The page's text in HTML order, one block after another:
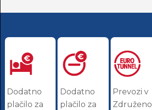
Dodatno
plačilo za
Dodatno
plačilo za
Prevozi v
Združeno